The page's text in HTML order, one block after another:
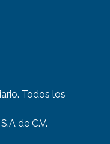
Todos los
de C.V.